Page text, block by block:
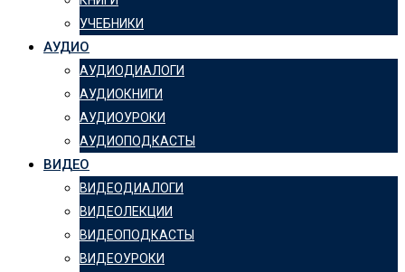
УЧЕБНИКИ
АУДИО
АУДИОДИАЛОГИ
АУДИОКНИГИ
АУДИОУРОКИ
АУДИОПОДКАСТЫ
ВИДЕО
ВИДЕОДИАЛОГИ
ВИДЕОЛЕКЦИИ
ВИДЕОПОДКАСТЫ
ВИДЕОУРОКИ